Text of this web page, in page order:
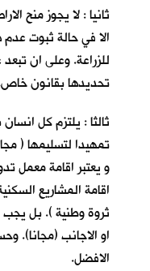
ثانيا : لا يجوز منح
الا في حالة ثبوت عدم
للزراعة. وعلى ان
تحديدها بقانون
ثالثا : يلتزم كل
تمهيدا لتسليمها (
و يعتبر اقامة معمل
اقامة المشاريع
ثروة وطنية ). بل يجب
او الاجانب (مجانا).
الافضل.